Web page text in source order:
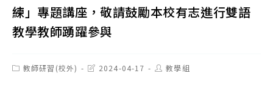
練」專題講座，敬請鼓勵本校有志進行雙語
教學教師踴躍參與
Post教師研習(校外)
Post2024-04-17
Post教學組